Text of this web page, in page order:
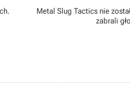
Metal Slug Tactics nie
zabrali